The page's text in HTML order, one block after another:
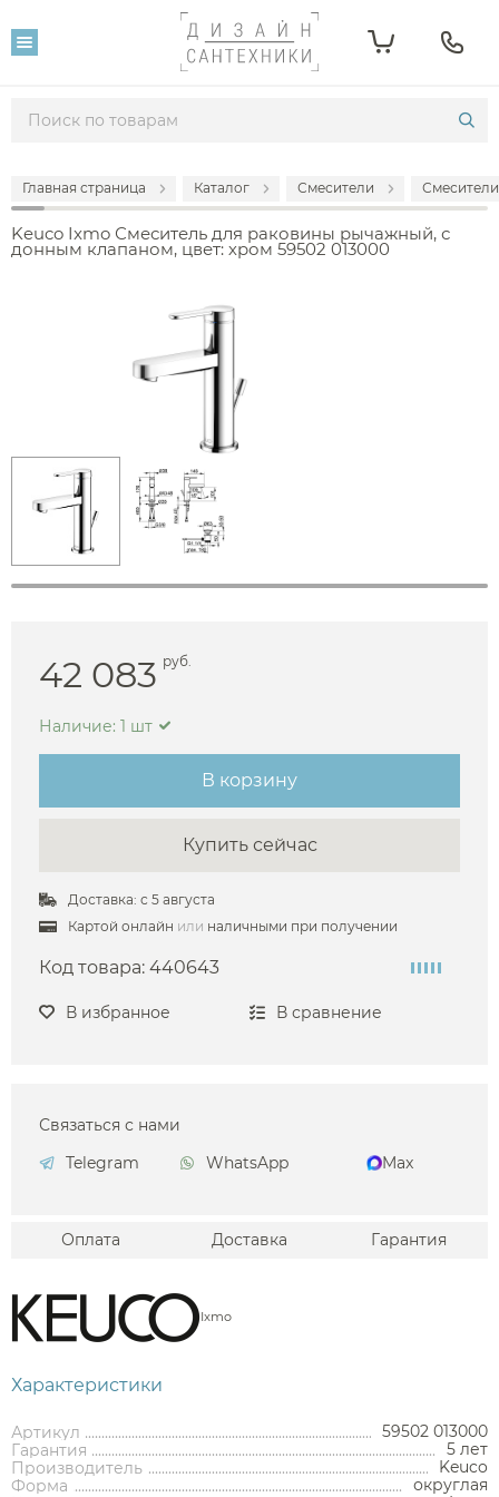
Главная страница Каталог Смесители
Keuco Ixmo Смеситель для раковины рычажный, с
донным клапаном, цвет: хром 59502 013000
42 083 руб.
Наличие: 1 шт
В корзину
Купить сейчас
Доставка: с 5 августа
Картой онлайн или наличными при получении
Код товара: 440643
В избранное В сравнение
Связаться с нами
Telegram
WhatsApp Max
Оплата Доставка Гарантия
Ixmo
Характеристики
Артикул
59502 013000
Гарантия
5 лет
Производитель
Keuco
Форма
округлая